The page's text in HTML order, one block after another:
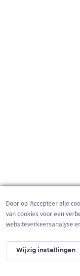
200 m
Door op 'Accepteer alle
van cookies voor een
websiteverkeersanalyse
Wijzig instellingen